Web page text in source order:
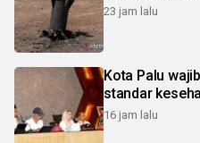
23 jam lalu
Kota Palu
standar
16 jam lalu